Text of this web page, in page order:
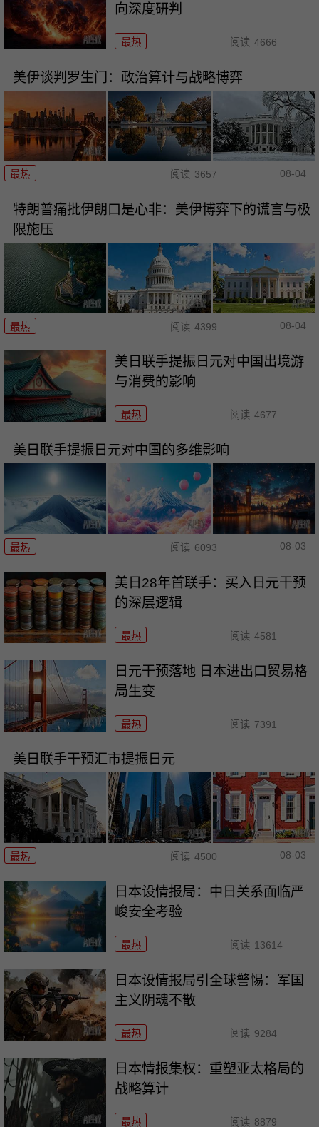
向深度研判
最热 阅读 4666
美伊谈判罗生门：政治算计与战略博弈
最热 阅读 3657 08-04
特朗普痛批伊朗口是心非：美伊博弈下的谎言与极
限施压
最热 阅读 4399 08-04
美日联手提振日元对中国出境游
与消费的影响
最热 阅读 4677
美日联手提振日元对中国的多维影响
最热 阅读 6093 08-03
美日28年首联手：买入日元干预
的深层逻辑
最热 阅读 4581
日元干预落地 日本进出口贸易格
局生变
最热 阅读 7391
美日联手干预汇市提振日元
最热 阅读 4500 08-03
日本设情报局：中日关系面临严
峻安全考验
最热 阅读 13614
日本设情报局引全球警惕：军国
主义阴魂不散
最热 阅读 9284
日本情报集权：重塑亚太格局的
战略算计
最热 阅读 8879